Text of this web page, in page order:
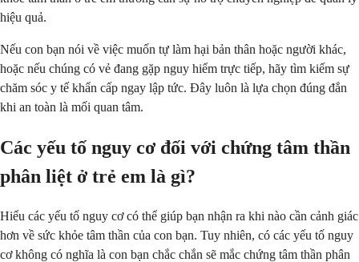
hiệu quả.
Nếu con bạn nói về việc muốn tự làm hại bản thân hoặc người khác,
hoặc nếu chúng có vẻ đang gặp nguy hiểm trực tiếp, hãy tìm kiếm sự
chăm sóc y tế khẩn cấp ngay lập tức. Đây luôn là lựa chọn đúng đắn
khi an toàn là mối quan tâm.
Các yếu tố nguy cơ đối với chứng tâm thần
phân liệt ở trẻ em là gì?
Hiểu các yếu tố nguy cơ có thể giúp bạn nhận ra khi nào cần cảnh giác
hơn về sức khỏe tâm thần của con bạn. Tuy nhiên, có các yếu tố nguy
cơ không có nghĩa là con bạn chắc chắn sẽ mắc chứng tâm thần phân